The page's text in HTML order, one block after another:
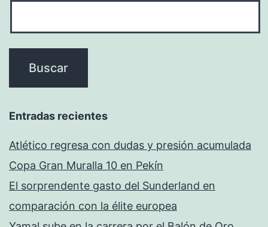
Entradas recientes
Atlético regresa con dudas y presión acumulada
Copa Gran Muralla 10 en Pekín
El sorprendente gasto del Sunderland en
comparación con la élite europea